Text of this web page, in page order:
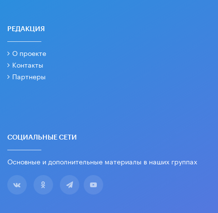
РЕДАКЦИЯ
О проекте
Контакты
Партнеры
СОЦИАЛЬНЫЕ СЕТИ
Основные и дополнительные материалы в наших группах